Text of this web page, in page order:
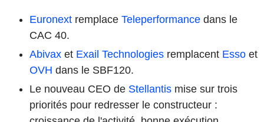
Euronext remplace Teleperformance dans le
CAC 40.
Abivax et Exail Technologies remplacent Esso et
OVH dans le SBF120.
Le nouveau CEO de Stellantis mise sur trois
priorités pour redresser le constructeur :